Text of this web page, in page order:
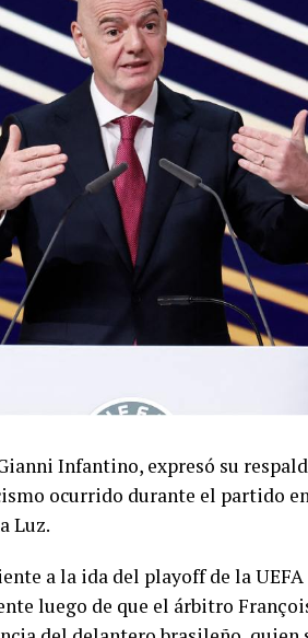
Infantino, expresó su
ocurrido durante el partido
Luz.
a la ida del playoff de la
luego de que el árbitro